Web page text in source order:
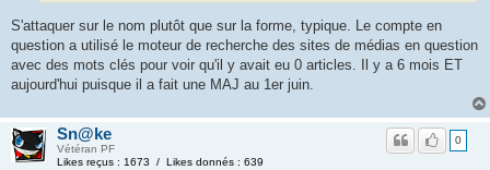
S'attaquer sur le nom plutôt que sur la forme, typique. Le compte en
question a utilisé le moteur de recherche des sites de médias en question
avec des mots clés pour voir qu'il y avait eu 0 articles. Il y a 6 mois ET
aujourd'hui puisque il a fait une MAJ au 1er juin.
Sn@ke
Vétéran PF
Likes reçus : 1673 / Likes donnés : 639
0